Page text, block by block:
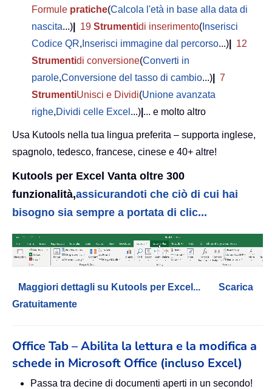
Formule pratiche(Calcola l'età in base alla data di
nascita...) 19 Strumentidi inserimento( Inserisci
Codice QR, Inserisci immagine dal percorso...)
12
Strumentidi conversione(Converti in
parole,Conversione del tasso di cambio...)
7
StrumentiUnisci e Dividi(Unione avanzata
righe,Dividi celle Excel ...) ... e molto altro
Usa Kutools nella tua lingua preferita – supporta inglese,
spagnolo, tedesco, francese, cinese e 40+ altre!
Kutools per Excel Vanta oltre 300
funzionalità,assicurandoti che ciò di cui hai
bisogno sia sempre a portata di clic...
Maggiori dettagli su Kutools per Excel...
Scarica
Gratuitamente
Office Tab – Abilita la lettura e la modifica a
schede in Microsoft Office (incluso Excel)
Passa tra decine di documenti aperti in un secondo!